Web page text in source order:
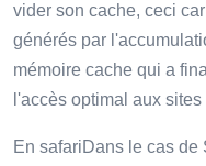
vider son cache, ceci
générés par
mémoire cache qui a
l'accès optimal aux sites
En safariDans le cas